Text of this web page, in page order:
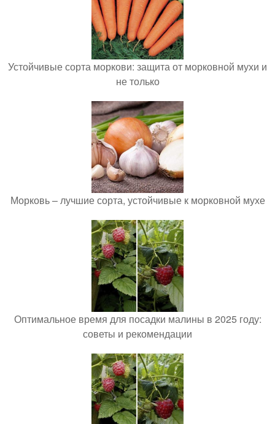
Устойчивые сорта моркови: защита от морковной мухи и
не только
Морковь – лучшие сорта, устойчивые к морковной мухе
Оптимальное время для посадки малины в 2025 году:
советы и рекомендации